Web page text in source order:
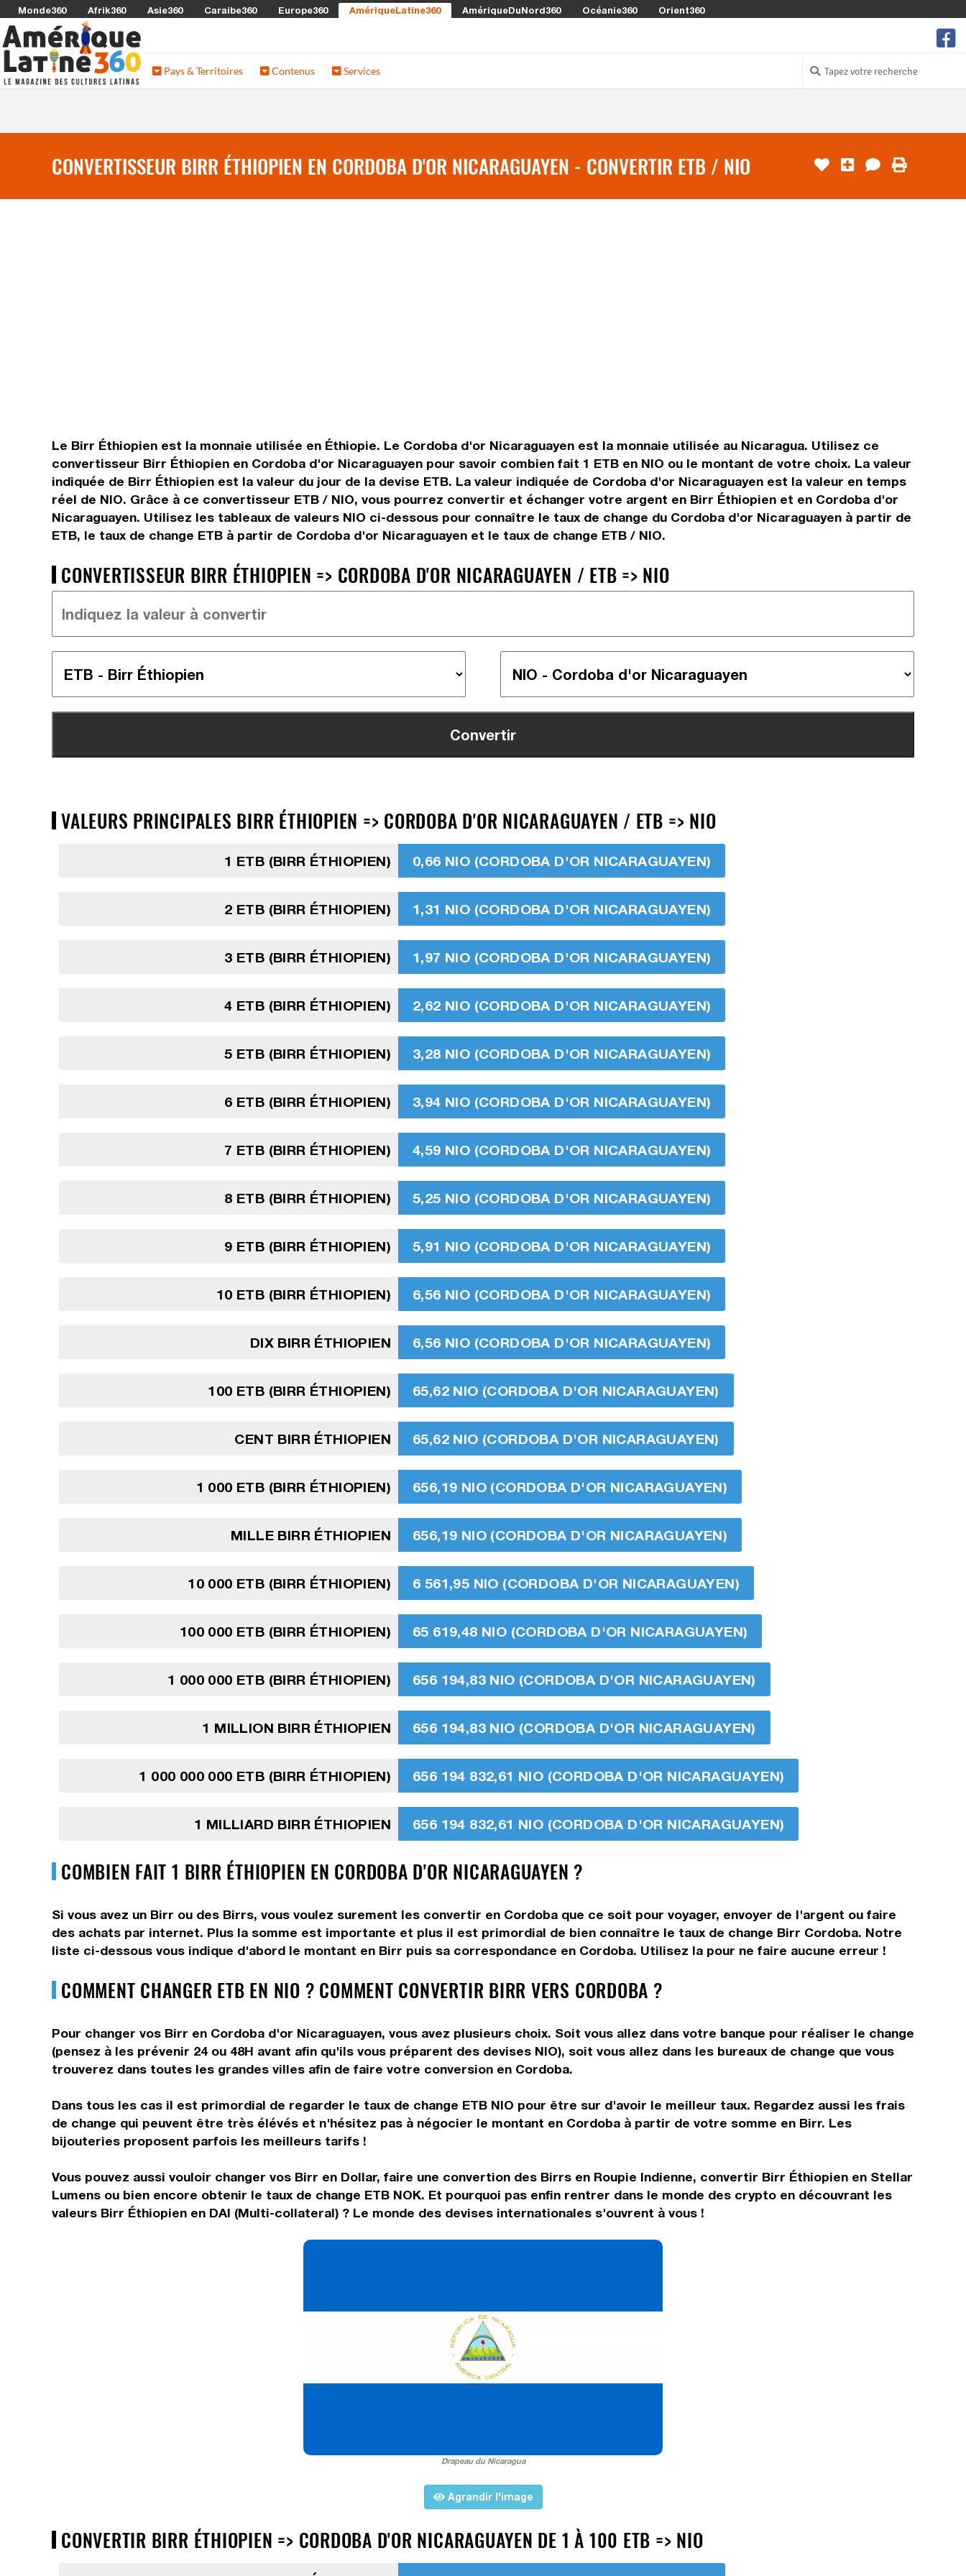
Monde360 Afrik360 Asie360 Caraibe360 Europe360 AmériqueLatine360 AmériqueDuNord360 Océanie360 Orient360
Pays & Territoires Contenus Services
CONVERTISSEUR BIRR ÉTHIOPIEN EN CORDOBA D'OR NICARAGUAYEN - CONVERTIR ETB / NIO
Le Birr Éthiopien est la monnaie utilisée en Éthiopie. Le Cordoba d'or Nicaraguayen est la monnaie utilisée au Nicaragua. Utilisez ce
convertisseur Birr Éthiopien en Cordoba d'or Nicaraguayen pour savoir combien fait 1 ETB en NIO ou le montant de votre choix. La valeur
indiquée de Birr Éthiopien est la valeur du jour de la devise ETB. La valeur indiquée de Cordoba d'or Nicaraguayen est la valeur en temps
réel de NIO. Grâce à ce convertisseur ETB / NIO, vous pourrez convertir et échanger votre argent en Birr Éthiopien et en Cordoba d'or
Nicaraguayen. Utilisez les tableaux de valeurs NIO ci-dessous pour connaître le taux de change du Cordoba d'or Nicaraguayen à partir de
ETB, le taux de change ETB à partir de Cordoba d'or Nicaraguayen et le taux de change ETB / NIO.
CONVERTISSEUR BIRR ÉTHIOPIEN => CORDOBA D'OR NICARAGUAYEN / ETB => NIO
VALEURS PRINCIPALES BIRR ÉTHIOPIEN => CORDOBA D'OR NICARAGUAYEN / ETB => NIO
1 ETB (BIRR ÉTHIOPIEN) 0,66 NIO (CORDOBA D'OR NICARAGUAYEN)
2 ETB (BIRR ÉTHIOPIEN) 1,31 NIO (CORDOBA D'OR NICARAGUAYEN)
3 ETB (BIRR ÉTHIOPIEN) 1,97 NIO (CORDOBA D'OR NICARAGUAYEN)
4 ETB (BIRR ÉTHIOPIEN) 2,62 NIO (CORDOBA D'OR NICARAGUAYEN)
5 ETB (BIRR ÉTHIOPIEN) 3,28 NIO (CORDOBA D'OR NICARAGUAYEN)
6 ETB (BIRR ÉTHIOPIEN) 3,94 NIO (CORDOBA D'OR NICARAGUAYEN)
7 ETB (BIRR ÉTHIOPIEN) 4,59 NIO (CORDOBA D'OR NICARAGUAYEN)
8 ETB (BIRR ÉTHIOPIEN) 5,25 NIO (CORDOBA D'OR NICARAGUAYEN)
9 ETB (BIRR ÉTHIOPIEN) 5,91 NIO (CORDOBA D'OR NICARAGUAYEN)
10 ETB (BIRR ÉTHIOPIEN) 6,56 NIO (CORDOBA D'OR NICARAGUAYEN)
DIX BIRR ÉTHIOPIEN 6,56 NIO (CORDOBA D'OR NICARAGUAYEN)
100 ETB (BIRR ÉTHIOPIEN) 65,62 NIO (CORDOBA D'OR NICARAGUAYEN)
CENT BIRR ÉTHIOPIEN 65,62 NIO (CORDOBA D'OR NICARAGUAYEN)
1 000 ETB (BIRR ÉTHIOPIEN) 656,19 NIO (CORDOBA D'OR NICARAGUAYEN)
MILLE BIRR ÉTHIOPIEN 656,19 NIO (CORDOBA D'OR NICARAGUAYEN)
10 000 ETB (BIRR ÉTHIOPIEN) 6 561,95 NIO (CORDOBA D'OR NICARAGUAYEN)
100 000 ETB (BIRR ÉTHIOPIEN) 65 619,48 NIO (CORDOBA D'OR NICARAGUAYEN)
1 000 000 ETB (BIRR ÉTHIOPIEN) 656 194,83 NIO (CORDOBA D'OR NICARAGUAYEN)
1 MILLION BIRR ÉTHIOPIEN 656 194,83 NIO (CORDOBA D'OR NICARAGUAYEN)
1 000 000 000 ETB (BIRR ÉTHIOPIEN) 656 194 832,61 NIO (CORDOBA D'OR NICARAGUAYEN)
1 MILLIARD BIRR ÉTHIOPIEN 656 194 832,61 NIO (CORDOBA D'OR NICARAGUAYEN)
COMBIEN FAIT 1 BIRR ÉTHIOPIEN EN CORDOBA D'OR NICARAGUAYEN ?
Si vous avez un Birr ou des Birrs, vous voulez surement les convertir en Cordoba que ce soit pour voyager, envoyer de l'argent ou faire
des achats par internet. Plus la somme est importante et plus il est primordial de bien connaître le taux de change Birr Cordoba. Notre
liste ci-dessous vous indique d'abord le montant en Birr puis sa correspondance en Cordoba. Utilisez la pour ne faire aucune erreur !
COMMENT CHANGER ETB EN NIO ? COMMENT CONVERTIR BIRR VERS CORDOBA ?
Pour changer vos Birr en Cordoba d'or Nicaraguayen, vous avez plusieurs choix. Soit vous allez dans votre banque pour réaliser le change
(pensez à les prévenir 24 ou 48H avant afin qu'ils vous préparent des devises NIO), soit vous allez dans les bureaux de change que vous
trouverez dans toutes les grandes villes afin de faire votre conversion en Cordoba.
Dans tous les cas il est primordial de regarder le taux de change ETB NIO pour être sur d'avoir le meilleur taux. Regardez aussi les frais
de change qui peuvent être très élévés et n'hésitez pas à négocier le montant en Cordoba à partir de votre somme en Birr. Les
bijouteries proposent parfois les meilleurs tarifs !
Vous pouvez aussi vouloir changer vos Birr en Dollar, faire une convertion des Birrs en Roupie Indienne, convertir Birr Éthiopien en Stellar
Lumens ou bien encore obtenir le taux de change ETB NOK. Et pourquoi pas enfin rentrer dans le monde des crypto en découvrant les
valeurs Birr Éthiopien en DAI (Multi-collateral) ? Le monde des devises internationales s'ouvrent à vous !
Drapeau du Nicaragua
Agrandir l'image
CONVERTIR BIRR ÉTHIOPIEN => CORDOBA D'OR NICARAGUAYEN DE 1 À 100 ETB => NIO